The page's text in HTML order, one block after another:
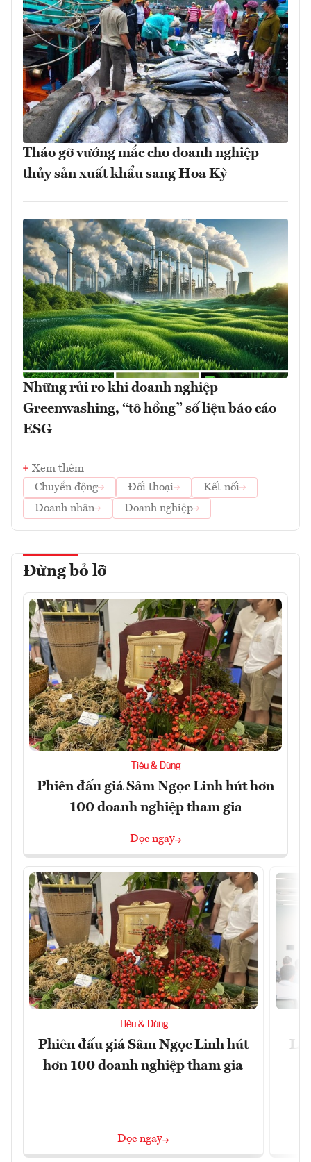
Tháo gỡ vướng mắc cho doanh nghiệp
thủy sản xuất khẩu sang Hoa Kỳ
Những rủi ro khi doanh nghiệp
Greenwashing, “tô hồng” số liệu báo cáo
ESG
Xem thêm
Chuyển động
Đối thoại
Kết nối
Doanh nhân
Doanh nghiệp
Đừng bỏ lỡ
Tiêu & Dùng
Phiên đấu giá Sâm Ngọc Linh hút hơn
100 doanh nghiệp tham gia
Đọc ngay
Tiêu & Dùng
Phiên đấu giá Sâm Ngọc Linh hút
hơn 100 doanh nghiệp tham gia
Đọc ngay